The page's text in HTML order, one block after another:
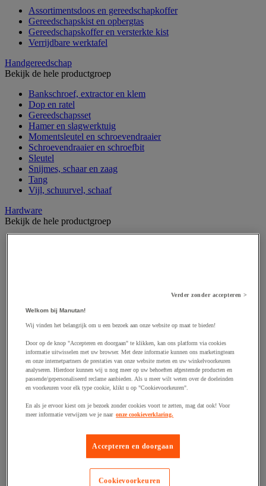
Assortimentsdoos en gereedschapkoffer
Gereedschapskist en opbergtas
Gereedschapskoffer en versterkte kist
Verrijdbare werktafel
Handgereedschap
Bekijk de hele productgroep
Bankschroef, extractor en klem
Dop en ratel
Gereedschapsset
Hamer en slagwerktuig
Momentsleutel en schroevendraaier
Schroevendraaier en schroefbit
Sleutel
Snijmes, schaar en zaag
Tang
Vijl, schuurvel, schaaf
Hardware
Bekijk de hele productgroep
Draadstift
Haak en schroefoog
Ketting en trekkoord
Moer
Nagel en blindklinktang
Plug en pin
Punten, spijkers en nieten
Regelvoet
Ring
Scharnierpen, -strip en geheng
Sluitknop en handgreep
Verder zonder accepteren >
Welkom bij Manutan!
Wij vinden het belangrijk om u een bezoek aan onze website op maat te bieden!
Door op de knop "Accepteren en doorgaan" te klikken, kan ons platform via cookies
informatie uitwisselen met uw browser. Met deze informatie kunnen ons marketingteam
en onze internetpartners de prestaties van onze website meten en uw winkelvoorkeuren
analyseren. Hierdoor kunnen wij u nog meer op uw behoeften afgestemde producten en
passende/gepersonaliseerd reclame aanbieden. Als u meer wilt weten over de doeleinden
en voorkeuren voor elk type cookie, klikt u op "Cookievoorkeuren".
En als je ervoor kiest om je bezoek zonder cookies voort te zetten, mag dat ook! Voor
meer informatie verwijzen we je naar onze cookieverklaring.
Accepteren en doorgaan
Cookievoorkeuren